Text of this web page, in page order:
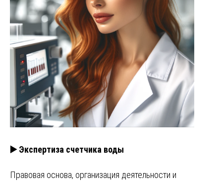
▶️ Экспертиза счетчика воды
Правовая основа, организация деятельности и